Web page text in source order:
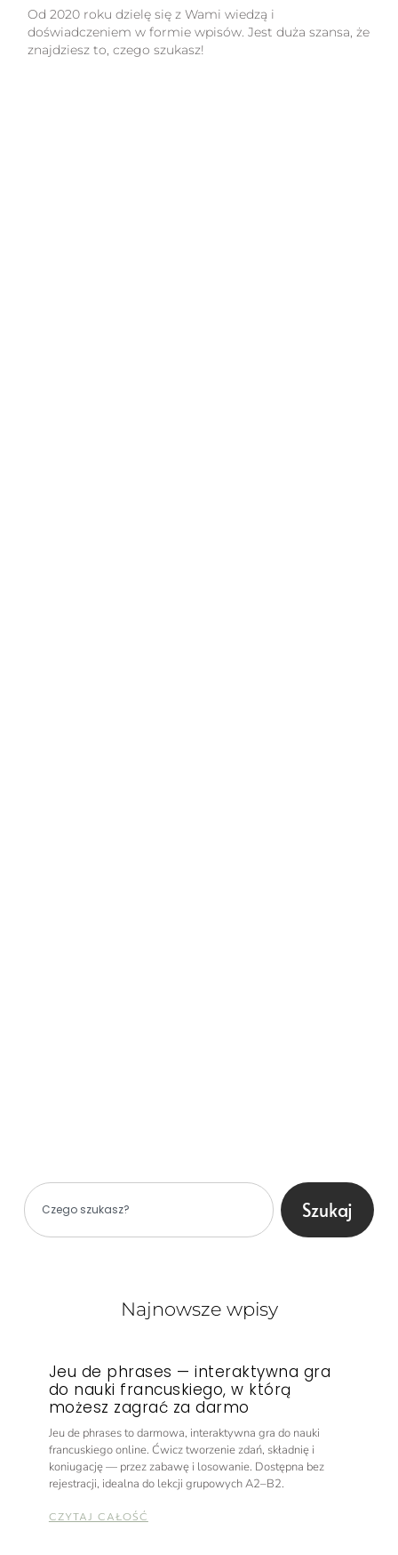
Od 2020 roku dzielę się z Wami wiedzą i
doświadczeniem w formie wpisów. Jest duża szansa, że
znajdziesz to, czego szukasz!
Szukaj
Najnowsze wpisy
Jeu de phrases — interaktywna gra
do nauki francuskiego, w którą
możesz zagrać za darmo
Jeu de phrases to darmowa, interaktywna gra do nauki
francuskiego online. Ćwicz tworzenie zdań, składnię i
koniugację — przez zabawę i losowanie. Dostępna bez
rejestracji, idealna do lekcji grupowych A2–B2.
CZYTAJ CAŁOŚĆ